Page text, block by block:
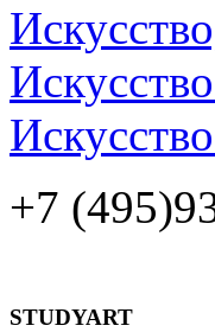
+7 (495)
STUDYART